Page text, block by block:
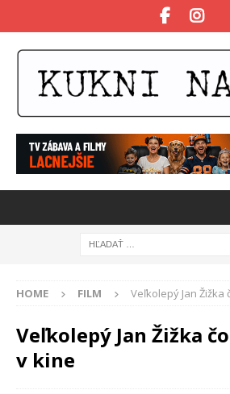
HOME FILM Veľkolepý Jan Žižka
Veľkolepý Jan Žižka
v kine